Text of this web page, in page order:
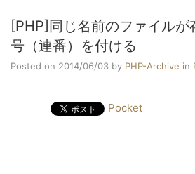
[PHP]同じ名前のファイルが
号（連番）を付ける
Posted on 2014/06/03 by PHP-Archive in
Pocket